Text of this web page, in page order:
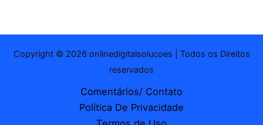
Copyright © 2026 onlinedigitalsolucoes | Todos os Direitos
reservados
Comentários/ Contato
Política De Privacidade